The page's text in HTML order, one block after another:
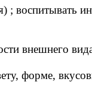
; воспитывать
внешнего
форме,